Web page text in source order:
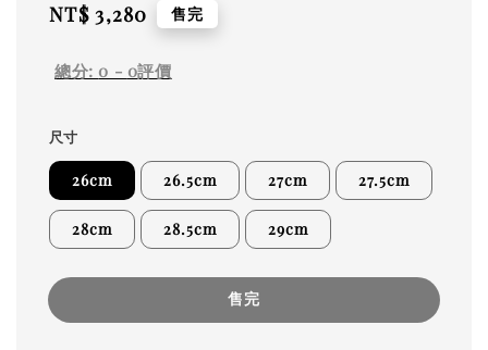
Regular
NT$ 3,280 售完
總分: 0 - 0評價
尺寸
26cm 26.5cm 27cm 27.5cm
28cm 28.5cm 29cm
售完